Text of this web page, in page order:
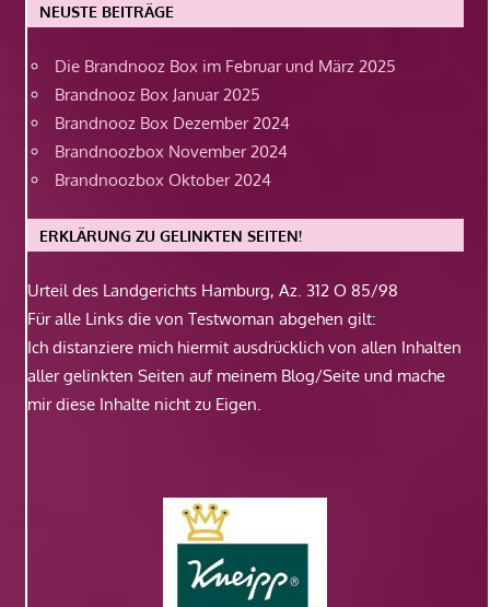
NEUSTE BEITRÄGE
Die Brandnooz Box im Februar und März 2025
Brandnooz Box Januar 2025
Brandnooz Box Dezember 2024
Brandnoozbox November 2024
Brandnoozbox Oktober 2024
ERKLÄRUNG ZU GELINKTEN SEITEN!
Urteil des Landgerichts Hamburg, Az. 312 O 85/98
Für alle Links die von Testwoman abgehen gilt:
Ich distanziere mich hiermit ausdrücklich von allen Inhalten
aller gelinkten Seiten auf meinem Blog/Seite und mache
mir diese Inhalte nicht zu Eigen.